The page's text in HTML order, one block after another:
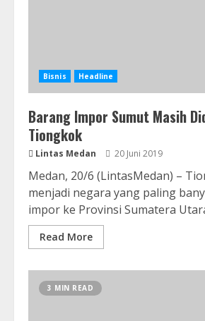
Bisnis Headline
Barang Impor Sumut Masih
Tiongkok
Lintas Medan 20 Juni 2019
Medan, 20/6 (LintasMedan) –
menjadi negara yang paling
impor ke Provinsi Sumatera
Read More
3 MIN READ